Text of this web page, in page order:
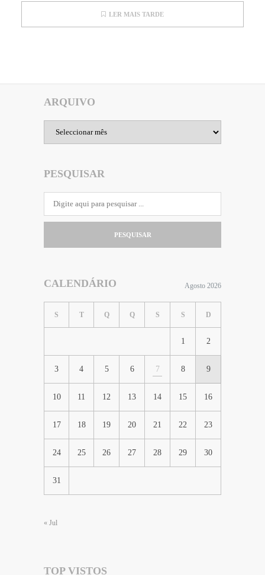
LER MAIS TARDE
ARQUIVO
PESQUISAR
PESQUISAR
CALENDÁRIO Agosto 2026
S T Q Q S S D
1 2
3 4 5 6 7 8 9
10 11 12 13 14 15 16
17 18 19 20 21 22 23
24 25 26 27 28 29 30
31
« Jul
TOP VISTOS